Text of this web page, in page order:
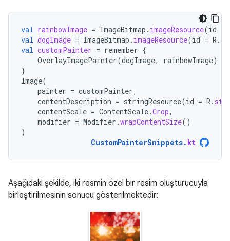
val rainbowImage = ImageBitmap . imageResource(id
val dogImage = ImageBitmap . imageResource(id = R .
val customPainter = remember {
OverlayImagePainter(dogImage, rainbowImage)
}
Image(
painter = customPainter,
contentDescription = stringResource(id = R .
contentScale = ContentScale.Crop,
modifier = Modifier .wrapContentSize()
)
CustomPainterSnippets. kt
Aşağıdaki şekilde, iki resmin özel bir resim oluşturucuyla
birleştirilmesinin sonucu gösterilmektedir: